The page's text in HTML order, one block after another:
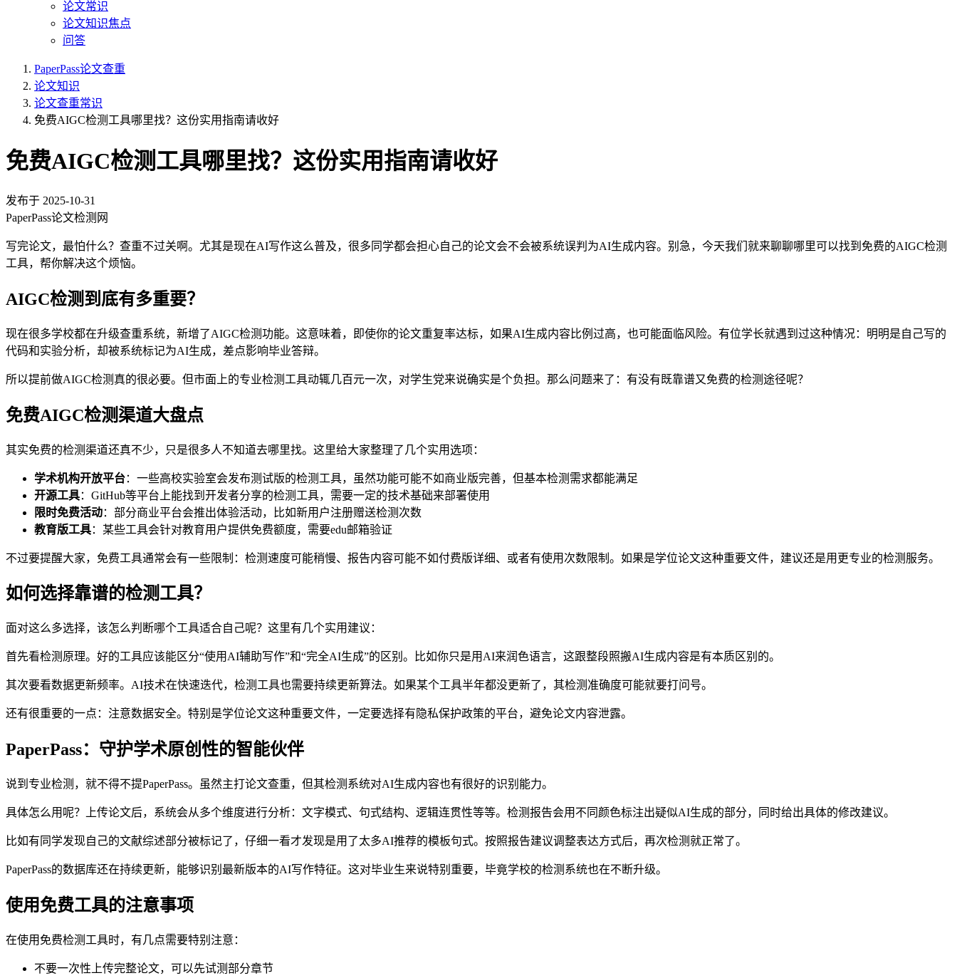
论文常识
论文知识焦点
问答
PaperPass论文查重
论文知识
论文查重常识
免费AIGC检测工具哪里找？这份实用指南请收好
免费AIGC检测工具哪里找？这份实用指南请收好
发布于 2025-10-31
PaperPass论文检测网
写完论文，最怕什么？查重不过关啊。尤其是现在AI写作这么普及，很多同学都会担心自己的论文会不会被系统误判为AI生成内容。别急，今天我们就来聊聊哪里可以找到免费的AIGC检测
工具，帮你解决这个烦恼。
AIGC检测到底有多重要？
现在很多学校都在升级查重系统，新增了AIGC检测功能。这意味着，即使你的论文重复率达标，如果AI生成内容比例过高，也可能面临风险。有位学长就遇到过这种情况：明明是自己写的
代码和实验分析，却被系统标记为AI生成，差点影响毕业答辩。
所以提前做AIGC检测真的很必要。但市面上的专业检测工具动辄几百元一次，对学生党来说确实是个负担。那么问题来了：有没有既靠谱又免费的检测途径呢？
免费AIGC检测渠道大盘点
其实免费的检测渠道还真不少，只是很多人不知道去哪里找。这里给大家整理了几个实用选项：
学术机构开放平台：一些高校实验室会发布测试版的检测工具，虽然功能可能不如商业版完善，但基本检测需求都能满足
开源工具：GitHub等平台上能找到开发者分享的检测工具，需要一定的技术基础来部署使用
限时免费活动：部分商业平台会推出体验活动，比如新用户注册赠送检测次数
教育版工具：某些工具会针对教育用户提供免费额度，需要edu邮箱验证
不过要提醒大家，免费工具通常会有一些限制：检测速度可能稍慢、报告内容可能不如付费版详细、或者有使用次数限制。如果是学位论文这种重要文件，建议还是用更专业的检测服务。
如何选择靠谱的检测工具？
面对这么多选择，该怎么判断哪个工具适合自己呢？这里有几个实用建议：
首先看检测原理。好的工具应该能区分“使用AI辅助写作”和“完全AI生成”的区别。比如你只是用AI来润色语言，这跟整段照搬AI生成内容是有本质区别的。
其次要看数据更新频率。AI技术在快速迭代，检测工具也需要持续更新算法。如果某个工具半年都没更新了，其检测准确度可能就要打问号。
还有很重要的一点：注意数据安全。特别是学位论文这种重要文件，一定要选择有隐私保护政策的平台，避免论文内容泄露。
PaperPass：守护学术原创性的智能伙伴
说到专业检测，就不得不提PaperPass。虽然主打论文查重，但其检测系统对AI生成内容也有很好的识别能力。
具体怎么用呢？上传论文后，系统会从多个维度进行分析：文字模式、句式结构、逻辑连贯性等等。检测报告会用不同颜色标注出疑似AI生成的部分，同时给出具体的修改建议。
比如有同学发现自己的文献综述部分被标记了，仔细一看才发现是用了太多AI推荐的模板句式。按照报告建议调整表达方式后，再次检测就正常了。
PaperPass的数据库还在持续更新，能够识别最新版本的AI写作特征。这对毕业生来说特别重要，毕竟学校的检测系统也在不断升级。
使用免费工具的注意事项
在使用免费检测工具时，有几点需要特别注意：
不要一次性上传完整论文，可以先试测部分章节